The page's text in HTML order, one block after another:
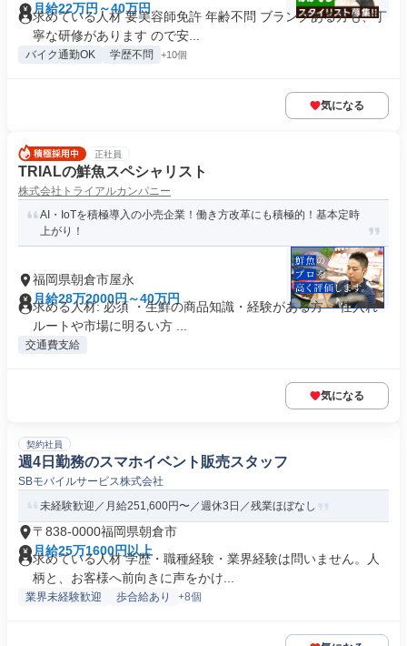
月給22万円～40万円
求めている人材 要美容師免許 年齢不問 ブランクある方も、丁
寧な研修があります ので安...
バイク通勤OK 学歴不問 +10個
気になる
正社員
TRIALの鮮魚スペシャリスト
株式会社トライアルカンパニー
AI・IoTを積極導入の小売企業！働き方改革にも積極的！基本定時
上がり！
福岡県朝倉市屋永
月給28万2000円～40万円
求める人材: 必須 ・生鮮の商品知識・経験がある方 ・仕入れ
ルートや市場に明るい方 ...
交通費支給
気になる
契約社員
週4日勤務のスマホイベント販売スタッフ
SBモバイルサービス株式会社
未経験歓迎／月給251,600円〜／週休3日／残業ほぼなし
〒838-0000福岡県朝倉市
月給25万1600円以上
求めている人材 学歴・職種経験・業界経験は問いません。人
柄と、お客様へ前向きに声をかけ...
業界未経験歓迎 歩合給あり +8個